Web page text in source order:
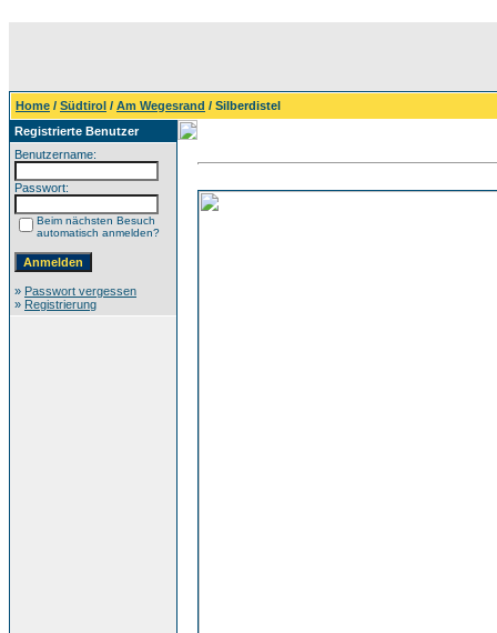
Home / Südtirol / Am Wegesrand / Silberdistel
Registrierte Benutzer
Benutzername:
Passwort:
Beim nächsten Besuch
automatisch anmelden?
» Passwort vergessen
» Registrierung